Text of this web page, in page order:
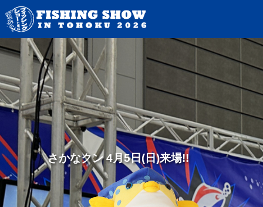
さかなクン 4月5日(日)来場!!